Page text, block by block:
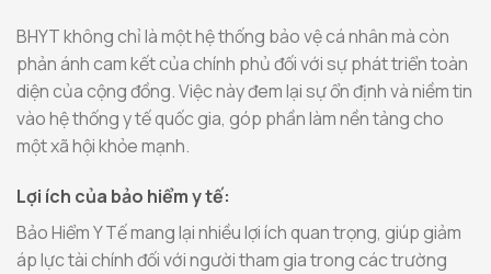
BHYT không chỉ là một hệ thống bảo vệ cá nhân mà còn
phản ánh cam kết của chính phủ đối với sự phát triển toàn
diện của cộng đồng. Việc này đem lại sự ổn định và niềm tin
vào hệ thống y tế quốc gia, góp phần làm nền tảng cho
một xã hội khỏe mạnh.
Lợi ích của bảo hiểm y tế:
Bảo Hiểm Y Tế mang lại nhiều lợi ích quan trọng, giúp giảm
áp lực tài chính đối với người tham gia trong các trường